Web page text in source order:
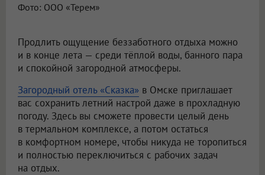
Фото: ООО «Терем»
Продлить ощущение беззаботного отдыха можно
и в конце лета — среди тёплой воды, банного пара
и спокойной загородной атмосферы.
Загородный отель «Сказка» в Омске приглашает
вас сохранить летний настрой даже в прохладную
погоду. Здесь вы сможете провести целый день
в термальном комплексе, а потом остаться
в комфортном номере, чтобы никуда не торопиться
и полностью переключиться с рабочих задач
на отдых.